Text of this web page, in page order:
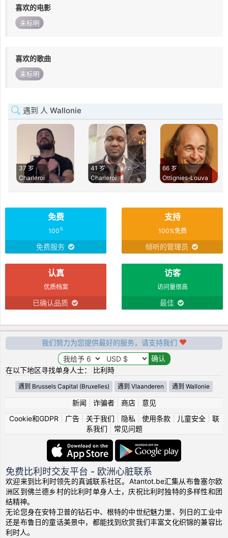
喜欢的电影
未标明
喜欢的歌曲
未标明
遇到 人 Wallonie
37 岁
Charleroi
41 岁
Charleroi
66 岁
Ottignies-Louva
免费
100%
免费服务
支持
100%免费
倾听的管理员
认真
优质档案
已确认品质
访客
访问量很高
最佳
我们努力为您提供最好的服务，请支持我们
在以下地区寻找单身人士： 比利時
遇到 Brussels Capital (Bruxelles) 遇到 Vlaanderen 遇到 Wallonie
新闻 诈骗者| 商店| 意见
Cookie和GDPR
广告| 关于我们 隐私 使用条款| 儿童安全| 联
系我们
常见问题
免费比利时交友平台 - 欧洲心脏联系
欢迎来到比利时领先的真诚联系社区。Atantot.be汇集从布鲁塞尔欧
洲区到佛兰德乡村的比利时单身人士，庆祝比利时独特的多样性和团
结精神。
无论您身在安特卫普的钻石中、根特的中世纪魅力里、列日的工业中
还是布鲁日的童话美景中，都能找到欣赏我们丰富文化织锦的兼容比
利时人。